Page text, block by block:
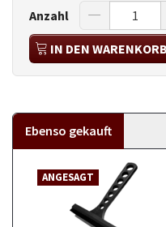
Anzahl
IN DEN WARENKORB
Ebenso gekauft
ANGESAGT